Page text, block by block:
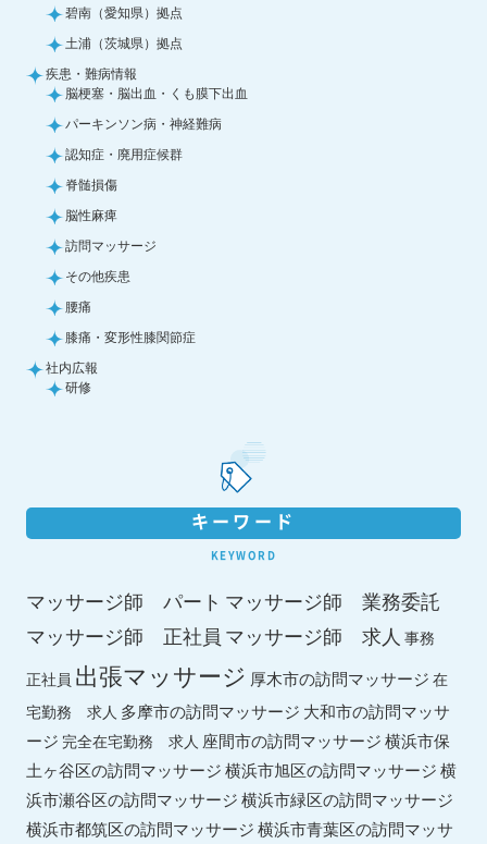
碧南（愛知県）拠点
土浦（茨城県）拠点
疾患・難病情報
脳梗塞・脳出血・くも膜下出血
パーキンソン病・神経難病
認知症・廃用症候群
脊髄損傷
脳性麻痺
訪問マッサージ
その他疾患
腰痛
膝痛・変形性膝関節症
社内広報
研修
キーワード
KEYWORD
マッサージ師 パート マッサージ師 業務委託
マッサージ師 正社員 マッサージ師 求人 事務
正社員 出張マッサージ 厚木市の訪問マッサージ 在
宅勤務 求人 多摩市の訪問マッサージ 大和市の訪問マッサ
ージ 完全在宅勤務 求人 座間市の訪問マッサージ横浜市保
土ヶ谷区の訪問マッサージ横浜市旭区の訪問マッサージ横
浜市瀬谷区の訪問マッサージ横浜市緑区の訪問マッサージ
横浜市都筑区の訪問マッサージ横浜市青葉区の訪問マッサ